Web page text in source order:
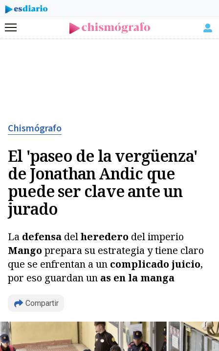
Menú
Chismógrafo
El 'paseo de la vergüenza'
de Jonathan Andic que
puede ser clave ante un
jurado
La defensa delheredero del imperio
Mango prepara su estrategia y tiene claro
que se enfrentan a un complicado juicio,
por eso guardan un as en la manga
Compartir